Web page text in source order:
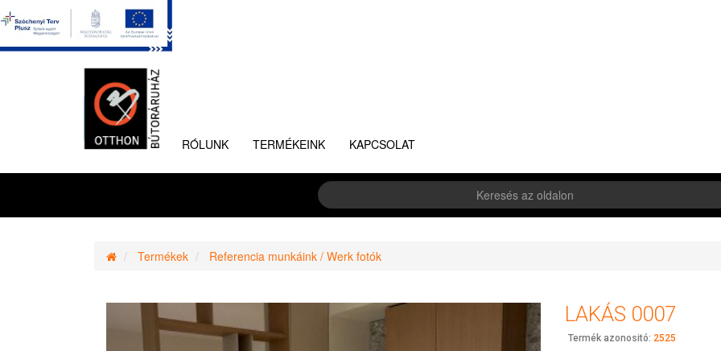
RÓLUNK TERMÉKEINK KAPCSOLAT
Termékek Referencia munkáink / Werk fotók
LAKÁS 0007
Termék azonositó: 2525